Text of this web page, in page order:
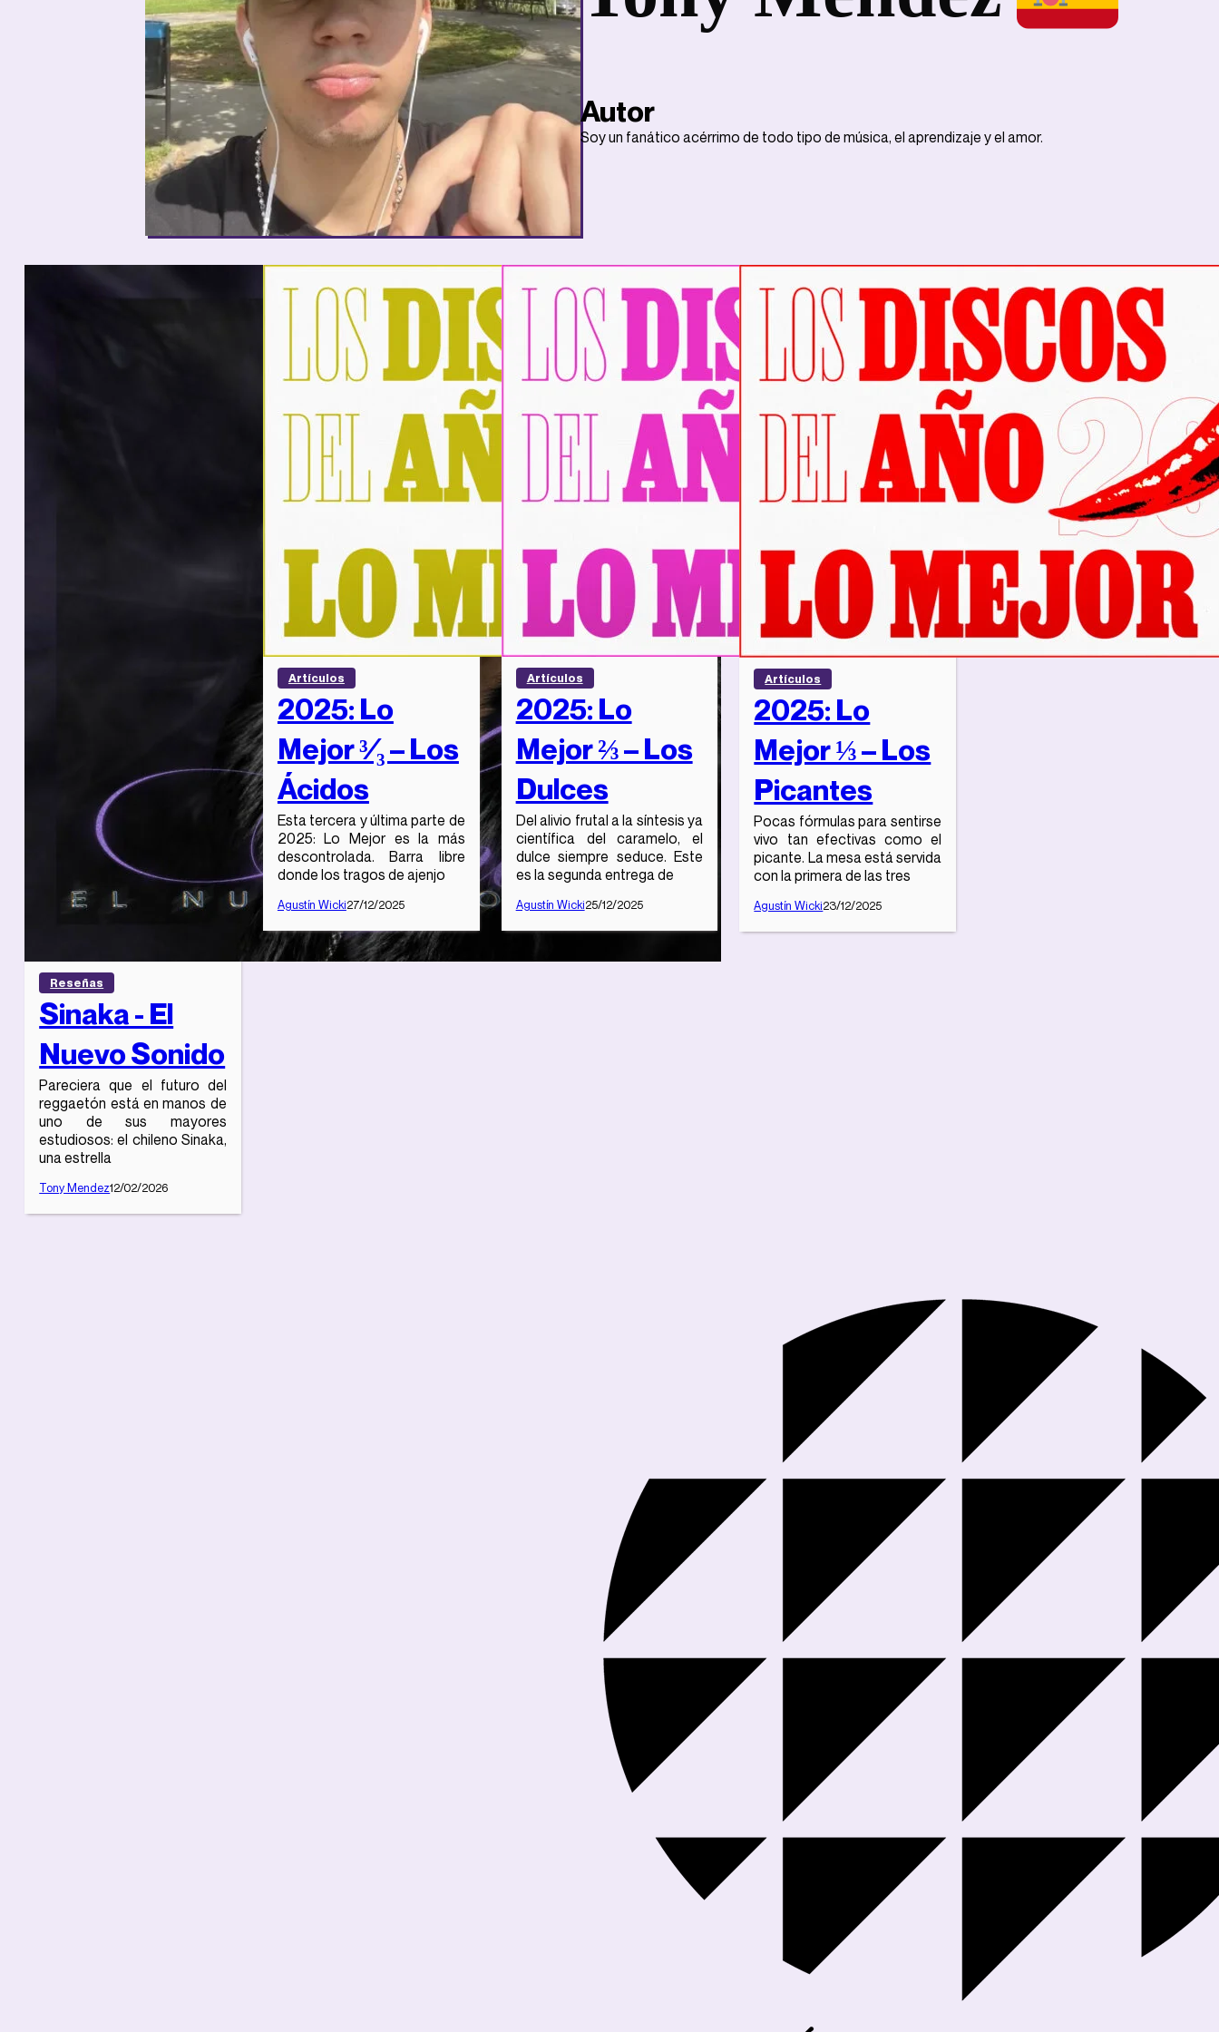
Autor
Soy un fanático acérrimo de todo tipo de música, el aprendizaje y el amor.
Reseñas
Sinaka - El
Nuevo Sonido
Pareciera que el futuro del
reggaetón está en manos de
uno de sus mayores
estudiosos: el chileno Sinaka,
una estrella
Tony Mendez12/02/2026
Artículos
2025: Lo
Mejor ³⁄₃ – Los
Ácidos
Esta tercera y última parte de
2025: Lo Mejor es la más
descontrolada. Barra libre
donde los tragos de ajenjo
Agustín Wicki27/12/2025
Artículos
2025: Lo
Mejor ⅔ – Los
Dulces
Del alivio frutal a la síntesis ya
científica del caramelo, el
dulce siempre seduce. Este
es la segunda entrega de
Agustín Wicki25/12/2025
Artículos
2025: Lo
Mejor ⅓ – Los
Picantes
Pocas fórmulas para sentirse
vivo tan efectivas como el
picante. La mesa está servida
con la primera de las tres
Agustín Wicki23/12/2025